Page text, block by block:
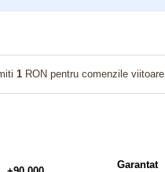
1 RON pentru comenzile viitoare
Garantat